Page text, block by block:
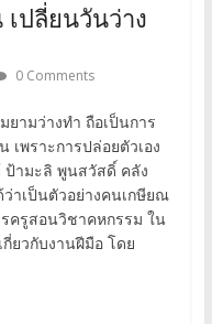
ปลี่ยนวันว่าง
0 Comments
ามว่างทำ ถือเป็นการ
พราะการปล่อยตัวเอง
ป้ามะลิ พูนสวัสดิ์ คลัง
าเป็นตัวอย่างคนเกษียณ
ครูสอนวิชาคหกรรม ใน
ยวกับงานฝีมือ โดย